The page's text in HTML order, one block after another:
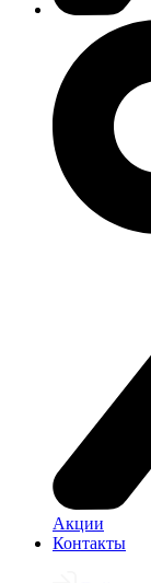
Акции
Контакты